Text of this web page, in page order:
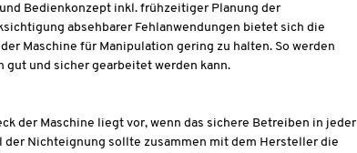
Bedienkonzept inkl. frühzeitiger Planung der
absehbarer Fehlanwendungen bietet sich die
Maschine für Manipulation gering zu halten. So werden
gut und sicher gearbeitet werden kann.
der Maschine liegt vor, wenn das sichere Betreiben in jeder
der Nichteignung sollte zusammen mit dem Hersteller die